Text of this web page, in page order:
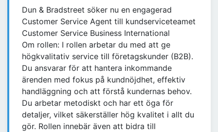
Dun & Bradstreet söker nu en engagerad
Customer Service Agent till kundserviceteamet
Customer Service Business International
Om rollen: I rollen arbetar du med att ge
högkvalitativ service till företagskunder (B2B).
Du ansvarar för att hantera inkommande
ärenden med fokus på kundnöjdhet, effektiv
handläggning och att förstå kundernas behov.
Du arbetar metodiskt och har ett öga för
detaljer, vilket säkerställer hög kvalitet i allt du
gör. Rollen innebär även att bidra till